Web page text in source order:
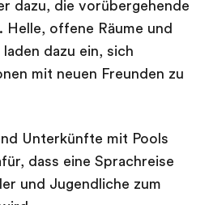
dazu, die vorübergehende
Helle, offene Räume und
dazu ein, sich
mit neuen Freunden zu
Unterkünfte mit Pools
dass eine Sprachreise
und Jugendliche zum